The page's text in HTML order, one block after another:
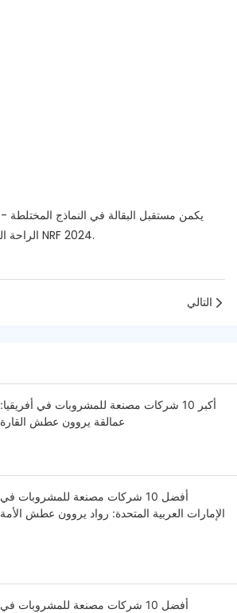
الراحة الرقمية." - تقرير التجزئة NRF 2024.
التالي
أكبر 10 شركات مصنعة للمشروبات في أفريقيا:
عمالقة يروون عطش القارة
أفضل 10 شركات مصنعة للمشروبات في
الإمارات العربية المتحدة: رواد يروون عطش الأمة
أفضل 10 شركات مصنعة للمشروبات في